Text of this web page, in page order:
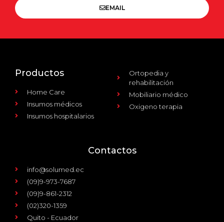
EMAIL
Productos
Home Care
Insumos médicos
Insumos hospitalarios
Ortopedia y
rehabilitación
Mobiliario médico
Oxigeno terapia
Contactos
info@solumed.ec
(09)9-973-7687
(09)9-861-2312
(02)320-1359
Quito - Ecuador